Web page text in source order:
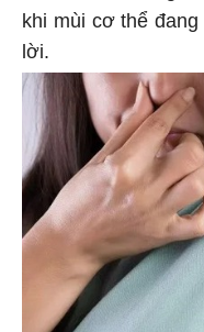
khi mùi cơ thể
lời.